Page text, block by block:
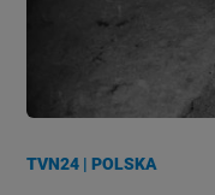
TVN24 |POLSKA